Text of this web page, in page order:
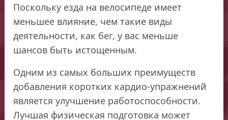
Поскольку езда на велосипеде имеет
меньшее влияние, чем такие виды
деятельности, как бег, у вас меньше
шансов быть истощенным.
Одним из самых больших преимуществ
добавления коротких кардио-упражнений
является улучшение работоспособности.
Лучшая физическая подготовка может